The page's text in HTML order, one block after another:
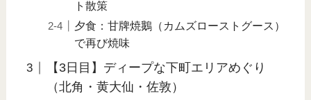
ト散策
夕食：甘牌焼鵝（カムズローストグース）
で再び焼味
【3日目】ディープな下町エリアめぐり
（北角・黄大仙・佐敦）